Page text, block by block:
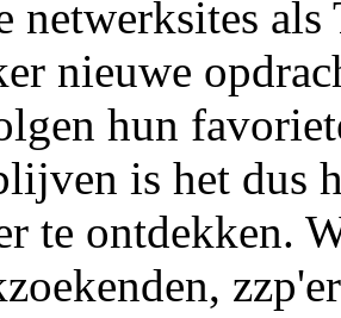
netwerksites
nieuwe
hun
is het dus
te ontdekken.